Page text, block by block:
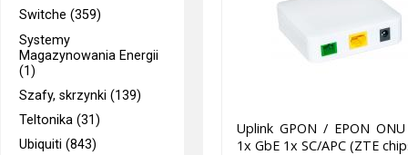
Switche (359)
Systemy
Magazynowania Energii
(1)
Szafy, skrzynki (139)
Teltonika (31)
Ubiquiti (843)
Uplink GPON / EPON
1x GbE 1x SC/APC (ZTE